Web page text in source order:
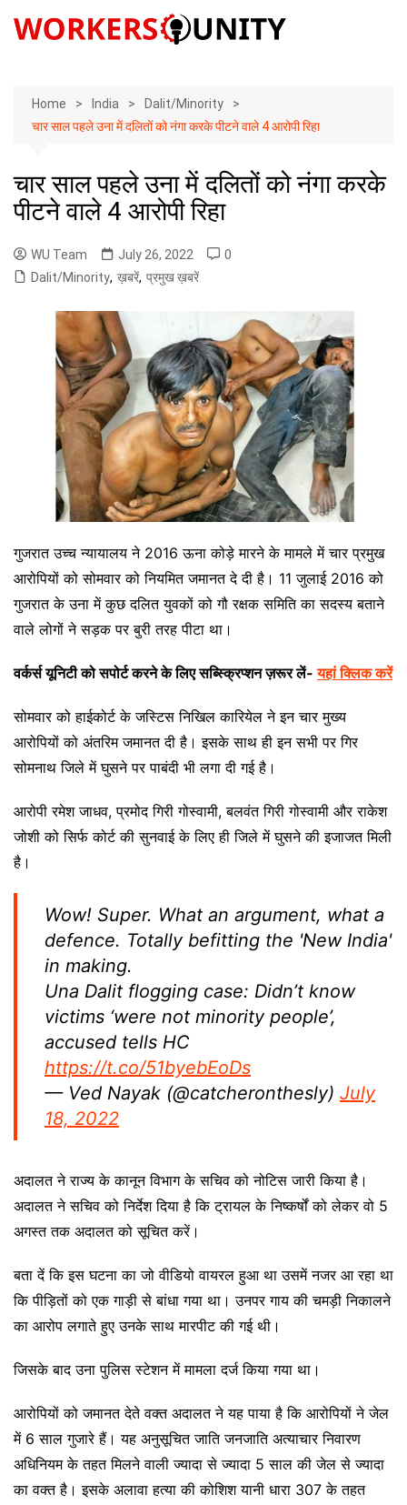
Home India
Dalit/Minority
चार साल पहले उना में दलितों को नंगा करके पीटने वाले 4 आरोपी रिहा
चार साल पहले उना में दलितों को नंगा करके
पीटने वाले 4 आरोपी रिहा
WU Team July 26, 2022
0
Dalit/Minority, ख़बरें, प्रमुख ख़बरें
गुजरात उच्च न्यायालय ने 2016 ऊना कोड़े मारने के मामले में चार प्रमुख
आरोपियों को सोमवार को नियमित जमानत दे दी है। 11 जुलाई 2016 को
गुजरात के उना में कुछ दलित युवकों को गौ रक्षक समिति का सदस्य बताने
वाले लोगों ने सड़क पर बुरी तरह पीटा था।
वर्कर्स यूनिटी को सपोर्ट करने के लिए सब्स्क्रिप्शन ज़रूर लें-यहां क्लिक करें
सोमवार को हाईकोर्ट के जस्टिस निखिल कारियेल ने इन चार मुख्य
आरोपियों को अंतरिम जमानत दी है। इसके साथ ही इन सभी पर गिर
सोमनाथ जिले में घुसने पर पाबंदी भी लगा दी गई है।
आरोपी रमेश जाधव, प्रमोद गिरी गोस्वामी, बलवंत गिरी गोस्वामी और राकेश
जोशी को सिर्फ कोर्ट की सुनवाई के लिए ही जिले में घुसने की इजाजत मिली
है।
Wow! Super. What an argument, what a
defence. Totally befitting the 'New India'
in making.
Una Dalit flogging case: Didn’t know
victims ‘were not minority people’,
accused tells HC
https://t.co/51byebEoDs
— Ved Nayak (@catcheronthesly) July
18, 2022
अदालत ने राज्य के कानून विभाग के सचिव को नोटिस जारी किया है।
अदालत ने सचिव को निर्देश दिया है कि ट्रायल के निष्कर्षों को लेकर वो 5
अगस्त तक अदालत को सूचित करें।
बता दें कि इस घटना का जो वीडियो वायरल हुआ था उसमें नजर आ रहा था
कि पीड़ितों को एक गाड़ी से बांधा गया था। उनपर गाय की चमड़ी निकालने
का आरोप लगाते हुए उनके साथ मारपीट की गई थी।
जिसके बाद उना पुलिस स्टेशन में मामला दर्ज किया गया था।
आरोपियों को जमानत देते वक्त अदालत ने यह पाया है कि आरोपियों ने जेल
में 6 साल गुजारे हैं। यह अनुसूचित जाति जनजाति अत्याचार निवारण
अधिनियम के तहत मिलने वाली ज्यादा से ज्यादा 5 साल की जेल से ज्यादा
का वक्त है। इसके अलावा हत्या की कोशिश यानी धारा 307 के तहत